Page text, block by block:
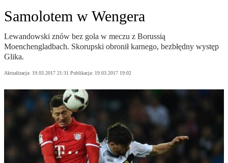
Samolotem w Wengera
Lewandowski znów bez gola w meczu z Borussią
Moenchengladbach. Skorupski obronił karnego, bezbłędny występ
Glika.
Aktualizacja: 19.03.2017 21:31 Publikacja: 19.03.2017 19:02